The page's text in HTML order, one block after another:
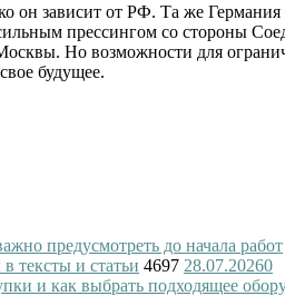
он зависит от РФ. Та же
прессингом со стороны
Но возможности для
будущее.
предусмотреть до начала работ
тексты и статьи 4697 28.07.20260
и как выбрать подходящее